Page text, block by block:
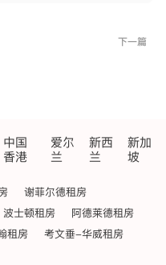
下一篇
中国
香港
爱尔
兰
新西
兰
新加
坡
谢菲尔德租房
波士顿租房
阿德莱德租房
租房
考文垂-华威租房